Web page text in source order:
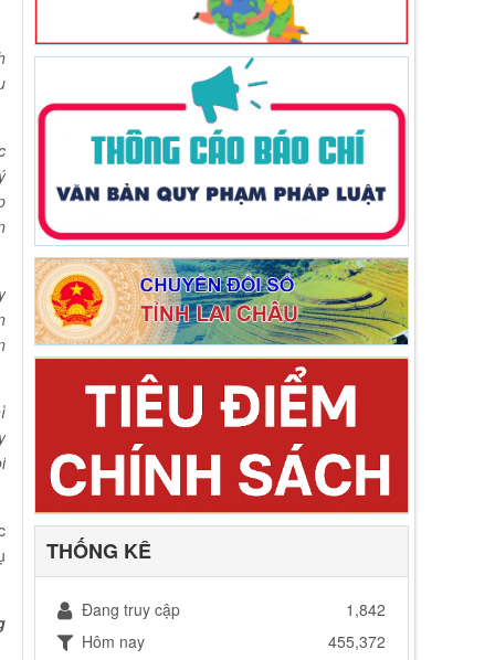
THỐNG KÊ
Đang truy cập
1,842
Hôm nay
455,372